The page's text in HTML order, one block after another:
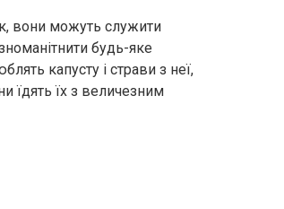
вони можуть служити
будь-яке
капусту і страви з неї,
їдять їх з величезним